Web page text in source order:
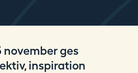
ges
inspiration